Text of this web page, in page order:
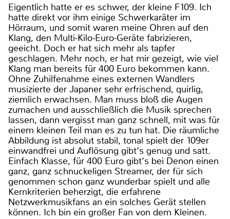
Eigentlich hatte er es schwer, der kleine F109. Ich
hatte direkt vor ihm einige Schwerkaräter im
Hörraum, und somit waren meine Ohren auf den
Klang, den Multi-Kilo-Euro-Geräte fabrizieren,
geeicht. Doch er hat sich mehr als tapfer
geschlagen. Mehr noch, er hat mir gezeigt, wie viel
Klang man bereits für 400 Euro bekommen kann.
Ohne Zuhilfenahme eines externen Wandlers
musizierte der Japaner sehr erfrischend, quirlig,
ziemlich erwachsen. Man muss bloß die Augen
zumachen und ausschließlich die Musik sprechen
lassen, dann vergisst man ganz schnell, mit was für
einem kleinen Teil man es zu tun hat. Die räumliche
Abbildung ist absolut stabil, tonal spielt der 109er
einwandfrei und Auflösung gibt‘s genug und satt.
Einfach Klasse, für 400 Euro gibt‘s bei Denon einen
ganz, ganz schnuckeligen Streamer, der für sich
genommen schon ganz wunderbar spielt und alle
Kernkriterien beherzigt, die erfahrene
Netzwerkmusikfans an ein solches Gerät stellen
können. Ich bin ein großer Fan von dem Kleinen.